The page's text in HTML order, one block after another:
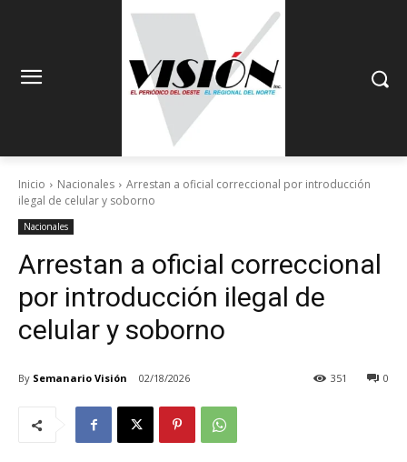
Inicio Nacionales
Arrestan a oficial correccional por introducción
ilegal de celular y soborno
Nacionales
Arrestan a oficial correccional
por introducción ilegal de
celular y soborno
By Semanario Visión 02/18/2026 0
351